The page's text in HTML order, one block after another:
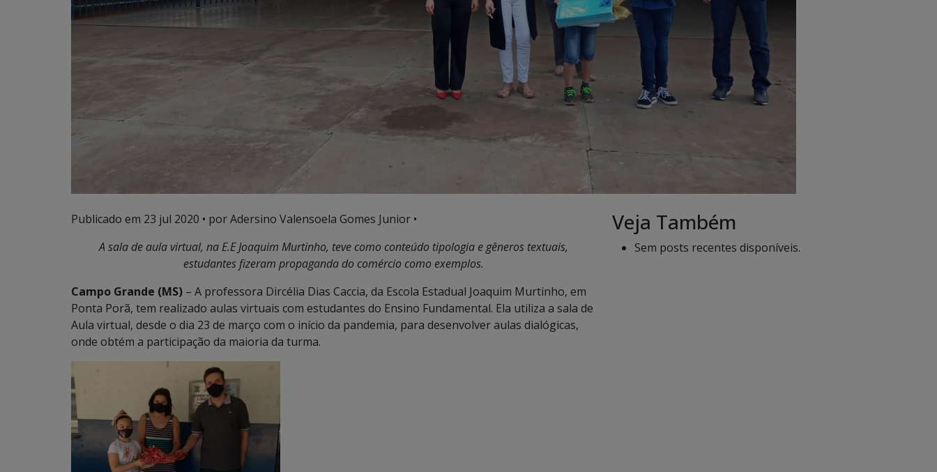
Publicado em 23 jul 2020 • por Adersino Valensoela Gomes Junior •
A sala de aula virtual, na E.E Joaquim Murtinho, teve como conteúdo tipologia e gêneros textuais,
estudantes fizeram propaganda do comércio como exemplos.
Campo Grande (MS) – A professora Dircélia Dias Caccia, da Escola Estadual Joaquim Murtinho, em
Ponta Porã, tem realizado aulas virtuais com estudantes do Ensino Fundamental. Ela utiliza a sala de
Aula virtual, desde o dia 23 de março com o início da pandemia, para desenvolver aulas dialógicas,
onde obtém a participação da maioria da turma.
Veja Também
Sem posts recentes disponíveis.